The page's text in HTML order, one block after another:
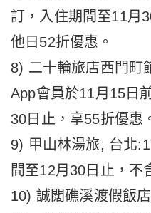
訂，入住期間至11月
他日52折優惠。
8) 二十輪旅店西門町
App會員於11月15日
30日止，享55折優惠
9) 甲山林湯旅, 台北
間至12月30日止，不
10) 誠闊礁溪渡假飯